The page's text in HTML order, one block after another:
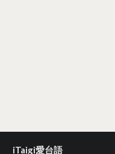
iTaigi愛台語